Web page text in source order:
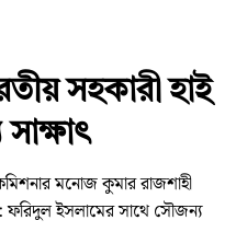
সহকারী হাই
মনোজ কুমার রাজশাহী
ফরিদুল ইসলামের সাথে সৌজন্য